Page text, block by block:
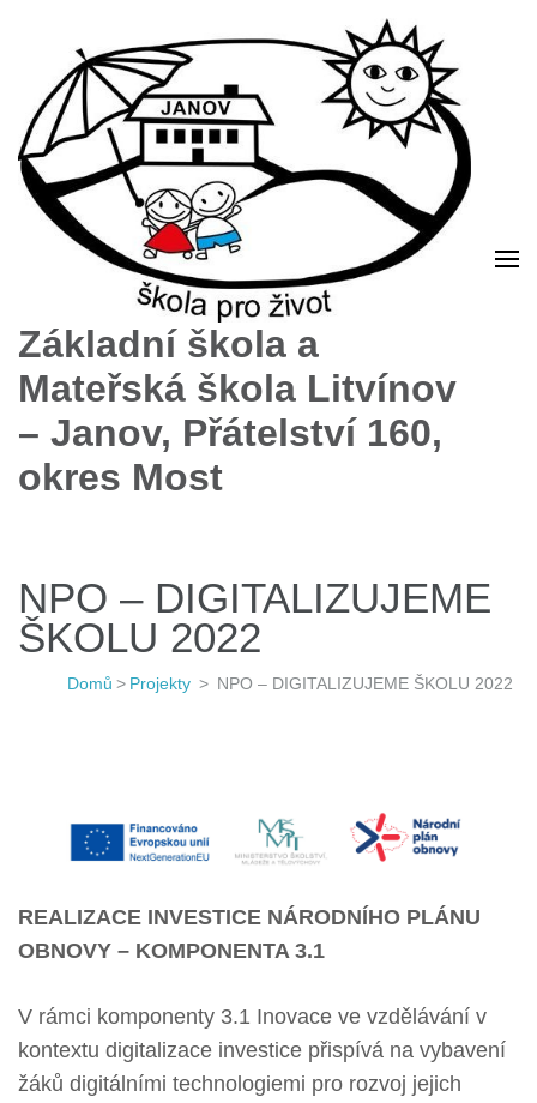
Základní škola a
Mateřská škola Litvínov
– Janov, Přátelství 160,
okres Most
NPO – DIGITALIZUJEME
ŠKOLU 2022
Domů > Projekty > NPO – DIGITALIZUJEME ŠKOLU 2022
REALIZACE INVESTICE NÁRODNÍHO PLÁNU
OBNOVY – KOMPONENTA 3.1
V rámci komponenty 3.1 Inovace ve vzdělávání v
kontextu digitalizace investice přispívá na vybavení
žáků digitálními technologiemi pro rozvoj jejich